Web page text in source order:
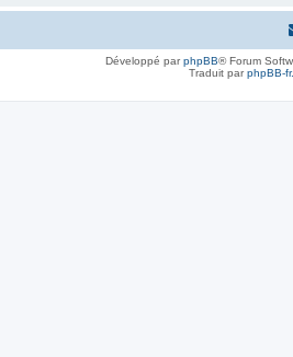
Développé parphpBB® Forum
Traduit parphpBB-